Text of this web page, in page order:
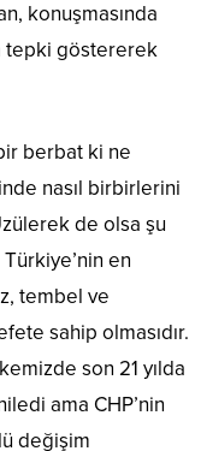
konuşmasında
tepki göstererek
berbat ki ne
nasıl birbirlerini
de olsa şu
en
tembel ve
sahip olmasıdır.
son 21 yılda
ama CHP’nin
değişim